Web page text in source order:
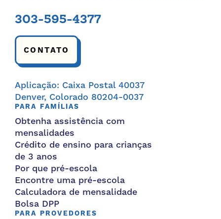
303-595-4377
CONTATO
Aplicação: Caixa Postal 40037
Denver, Colorado 80204-0037
PARA FAMÍLIAS
Obtenha assistência com
mensalidades
Crédito de ensino para crianças
de 3 anos
Por que pré-escola
Encontre uma pré-escola
Calculadora de mensalidade
Bolsa DPP
PARA PROVEDORES